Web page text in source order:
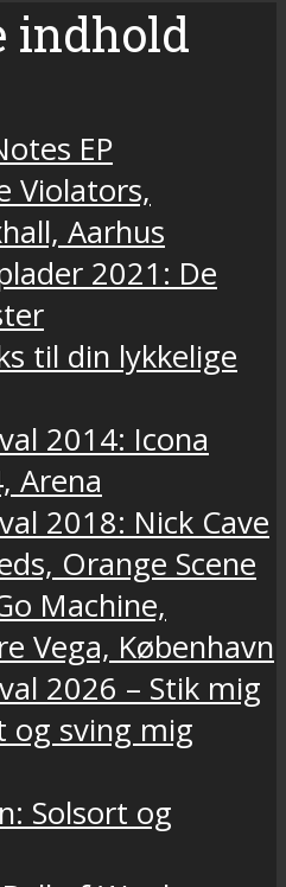
indhold
EP
Violators,
Aarhus
2021: De
til din lykkelige
2014: Icona
Arena
2018: Nick Cave
Orange Scene
Machine,
Vega, København
2026 – Stik mig
og sving mig
Solsort og